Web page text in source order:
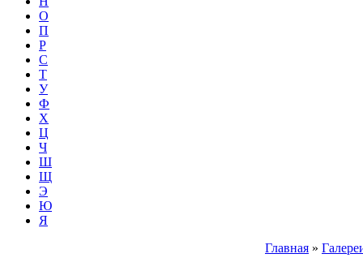
О
П
Р
С
Т
У
Ф
Х
Ц
Ч
Ш
Щ
Э
Ю
Я
Главная »